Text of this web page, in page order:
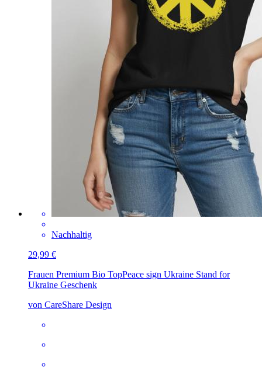
Nachhaltig
29,99 €
Frauen Premium Bio TopPeace sign Ukraine Stand for
Ukraine Geschenk
von CareShare Design